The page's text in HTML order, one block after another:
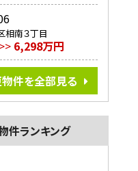
相南３丁目
6,298万円
件を全部見る
件ランキング